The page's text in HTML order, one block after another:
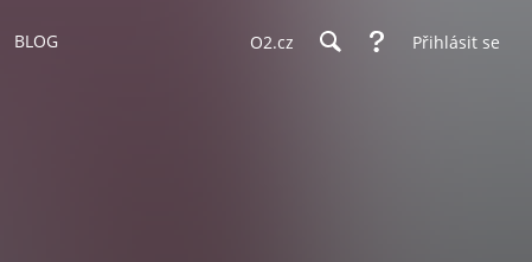
BLOG O2.cz Přihlásit se